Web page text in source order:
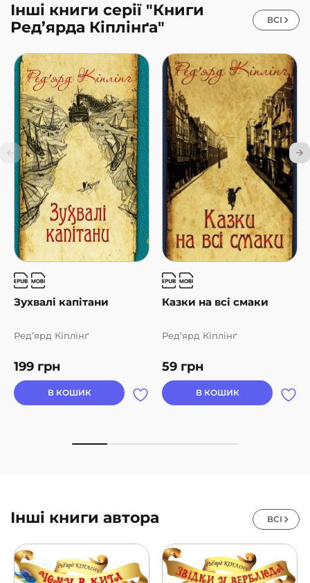
Інші книги серії "Книги
Ред’ярда Кіплінґа"
ВСІ
Зухвалі капітани
199 грн
Ред’ярд Кіплінґ
В КОШИК
Казки на всі смаки
59 грн
Ред’ярд Кіплінґ
В КОШИК
Інші книги автора ВСІ